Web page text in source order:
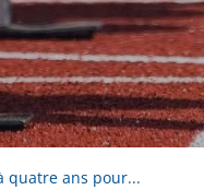
quatre ans pour...